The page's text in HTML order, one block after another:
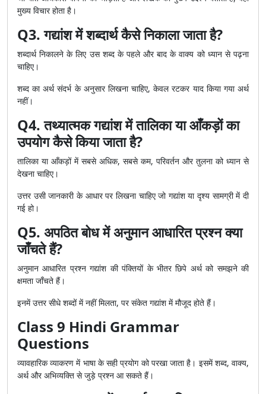
मुख्य विचार होता है।
Q3. गद्यांश में शब्दार्थ कैसे निकाला जाता है?
शब्दार्थ निकालने के लिए उस शब्द के पहले और बाद के वाक्य को ध्यान से पढ़ना
चाहिए।
शब्द का अर्थ संदर्भ के अनुसार लिखना चाहिए, केवल रटकर याद किया गया अर्थ
नहीं।
Q4. तथ्यात्मक गद्यांश में तालिका या आँकड़ों का
उपयोग कैसे किया जाता है?
तालिका या आँकड़ों में सबसे अधिक, सबसे कम, परिवर्तन और तुलना को ध्यान से
देखना चाहिए।
उत्तर उसी जानकारी के आधार पर लिखना चाहिए जो गद्यांश या दृश्य सामग्री में दी
गई हो।
Q5. अपठित बोध में अनुमान आधारित प्रश्न क्या
जाँचते हैं?
अनुमान आधारित प्रश्न गद्यांश की पंक्तियों के भीतर छिपे अर्थ को समझने की
क्षमता जाँचते हैं।
इनमें उत्तर सीधे शब्दों में नहीं मिलता, पर संकेत गद्यांश में मौजूद होते हैं।
Class 9 Hindi Grammar
Questions
व्यावहारिक व्याकरण में भाषा के सही प्रयोग को परखा जाता है। इसमें शब्द, वाक्य,
अर्थ और अभिव्यक्ति से जुड़े प्रश्न आ सकते हैं।